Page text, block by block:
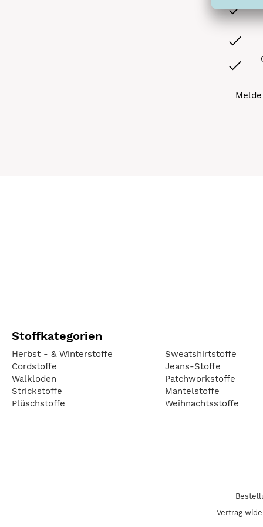
Stoffkategorien
Herbst - & Winterstoffe
Cordstoffe
Walkloden
Strickstoffe
Plüschstoffe
Sweatshirtstoffe
Jeans-Stoffe
Patchworkstoffe
Mantelstoffe
Weihnachtsstoffe
Vertrag